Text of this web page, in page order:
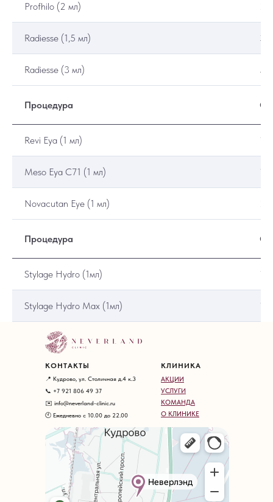
Profhilo (2 мл)
Radiesse (1,5 мл) 34
Radiesse (3 мл) 51
Процедура
Revi Eya (1 мл) 16
Meso Eya C71 (1 мл) 19
Novacutan Eye (1 мл)
Процедура
Stylage Hydro (1мл) 15
Stylage Hydro Max (1мл) 16
КОНТАКТЫ
📍 Кудрово, ул. Столичная д.4 к.3
📞 +7 921 806 49 37
✉️ info@neverland-clinic.ru
🕙 Ежедневно с 10.00 до 22.00
АКЦИИ
УСЛУГИ
КОМАНДА
О КЛИНИКЕ
КЛИНИКА